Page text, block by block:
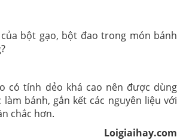
bột gạo, bột đao trong món bánh
có tính dẻo khá cao nên được dùng
bánh, gắn kết các nguyên liệu với
chắc hơn.
Loigiaihay.com